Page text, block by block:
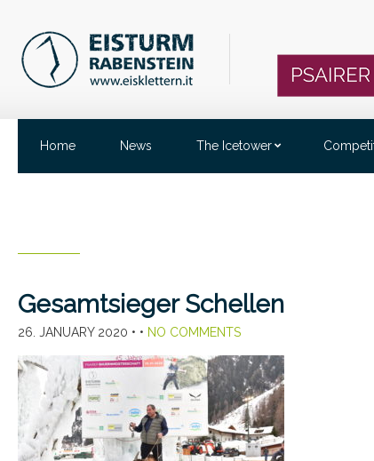
Home News The Icetower
Gesamtsieger Schellen
26. JANUARY 2020 • • NO COMMENTS